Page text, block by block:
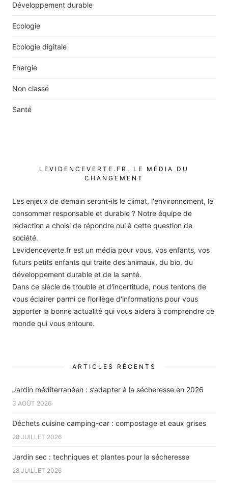
Développement durable
Ecologie
Ecologie digitale
Energie
Non classé
Santé
LEVIDENCEVERTE.FR, LE MÉDIA DU
CHANGEMENT
Les enjeux de demain seront-ils le climat, l'environnement, le
consommer responsable et durable ? Notre équipe de
rédaction a choisi de répondre oui à cette question de
société.
Levidenceverte.fr est un média pour vous, vos enfants, vos
futurs petits enfants qui traite des animaux, du bio, du
développement durable et de la santé.
Dans ce siècle de trouble et d'incertitude, nous tentons de
vous éclairer parmi ce florilège d'informations pour vous
apporter la bonne actualité qui vous aidera à comprendre ce
monde qui vous entoure.
ARTICLES RÉCENTS
Jardin méditerranéen : s’adapter à la sécheresse en 2026
3 AOÛT 2026
Déchets cuisine camping-car : compostage et eaux grises
28 JUILLET 2026
Jardin sec : techniques et plantes pour la sécheresse
28 JUILLET 2026